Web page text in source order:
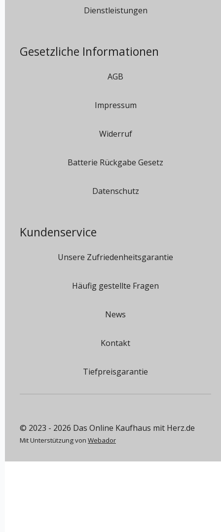
Dienstleistungen
Gesetzliche Informationen
AGB
Impressum
Widerruf
Batterie Rückgabe Gesetz
Datenschutz
Kundenservice
Unsere Zufriedenheitsgarantie
Häufig gestellte Fragen
News
Kontakt
Tiefpreisgarantie
© 2023 - 2026 Das Online Kaufhaus mit Herz.de
Mit Unterstützung von Webador